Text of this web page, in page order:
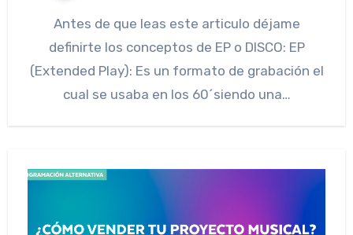
Antes de que leas este articulo déjame
definirte los conceptos de EP o DISCO: EP
(Extended Play): Es un formato de grabación el
cual se usaba en los 60´siendo una…